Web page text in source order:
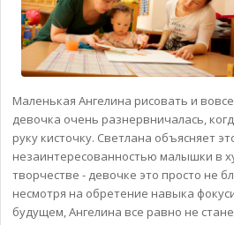
Маленькая Ангелина рисовать и
девочка очень разнервничалась,
руку кисточку. Светлана объясняет
незаинтересованностью малышки в
творчестве - девочке это просто не
несмотря на обретение навыка
будущем, Ангелина все равно не